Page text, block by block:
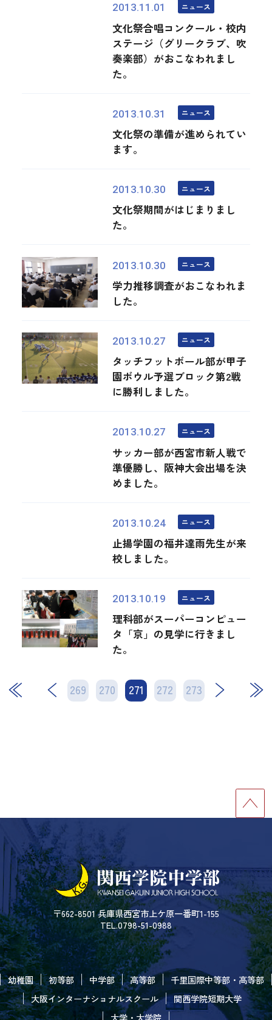
2013.11.01 ニュース
文化祭合唱コンクール・校内
ステージ（グリークラブ、吹
奏楽部）がおこなわれまし
た。
2013.10.31 ニュース
文化祭の準備が進められてい
ます。
2013.10.30 ニュース
文化祭期間がはじまりまし
た。
2013.10.30 ニュース
学力推移調査がおこなわれま
した。
2013.10.27 ニュース
タッチフットボール部が甲子
園ボウル予選ブロック第2戦
に勝利しました。
2013.10.27 ニュース
サッカー部が西宮市新人戦で
準優勝し、阪神大会出場を決
めました。
2013.10.24 ニュース
止揚学園の福井達雨先生が来
校しました。
2013.10.19 ニュース
理科部がスーパーコンピュー
タ「京」の見学に行きまし
た。
269 270 271 272 273
次 最後
〒662-8501 兵庫県西宮市上ケ原一番町1-155
TEL.0798-51-0988
幼稚園 初等部 中学部 高等部
千里国際中等部・高等部
大阪インターナショナルスクール
関西学院短期大学
大学・大学院